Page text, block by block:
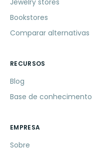
Jewelry stores
Bookstores
Comparar alternativas
RECURSOS
Blog
Base de conhecimento
EMPRESA
Sobre